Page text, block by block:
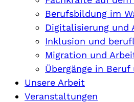
Berufsbildung im
Digitalisierung und
Inklusion und
Migration und
Übergänge in
Unsere Arbeit
Veranstaltungen